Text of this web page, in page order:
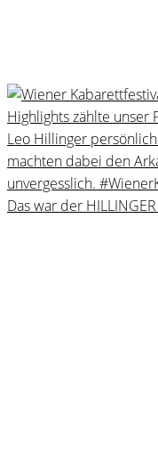
Das war der